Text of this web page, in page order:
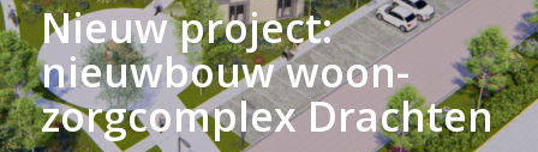
Nieuw project:
nieuwbouw woon-
zorgcomplex Drachten